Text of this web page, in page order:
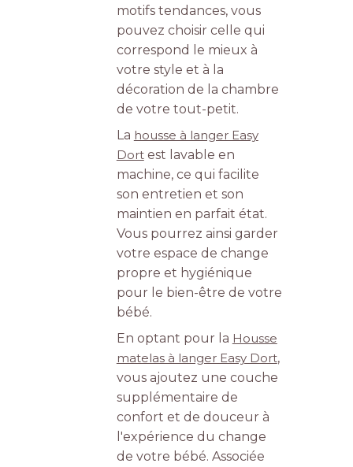
motifs tendances, vous
pouvez choisir celle qui
correspond le mieux à
votre style et à la
décoration de la chambre
de votre tout-petit.
La housse à langer Easy
Dortest lavable en
machine, ce qui facilite
son entretien et son
maintien en parfait état.
Vous pourrez ainsi garder
votre espace de change
propre et hygiénique
pour le bien-être de votre
bébé.
En optant pour la Housse
matelas à langer Easy Dort,
vous ajoutez une couche
supplémentaire de
confort et de douceur à
l'expérience du change
de votre bébé. Associée